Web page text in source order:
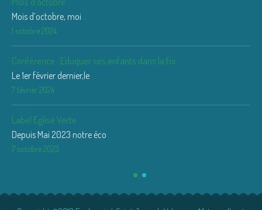
Mois d’octobre, moi
1 octobre 2024
Conférence : Eduquer ses enfants dans la foi
Le 1er février dernier,le
7 février 2024
Label Eglise Verte
Depuis Mai 2023 notre éco
7 octobre 2023